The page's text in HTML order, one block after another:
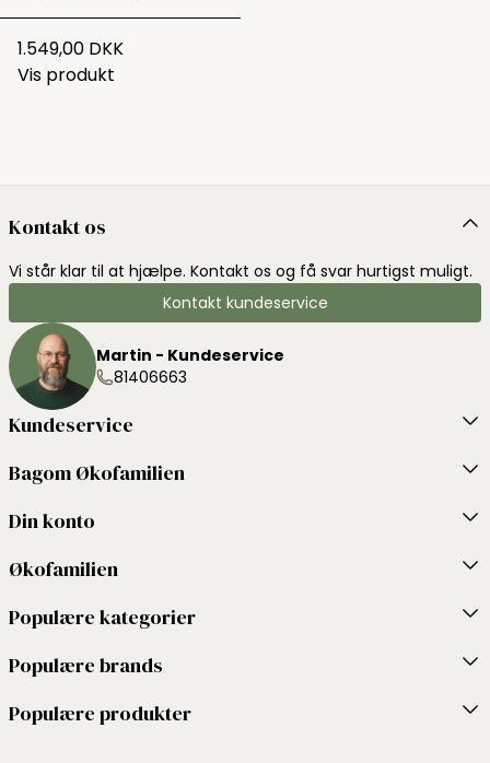
1.549,00 DKK
Vis produkt
Kontakt os
Vi står klar til at hjælpe. Kontakt os og få svar hurtigst muligt.
Kontakt kundeservice
Martin - Kundeservice
81406663
Kundeservice
Bagom Økofamilien
Din konto
Økofamilien
Populære kategorier
Populære brands
Populære produkter